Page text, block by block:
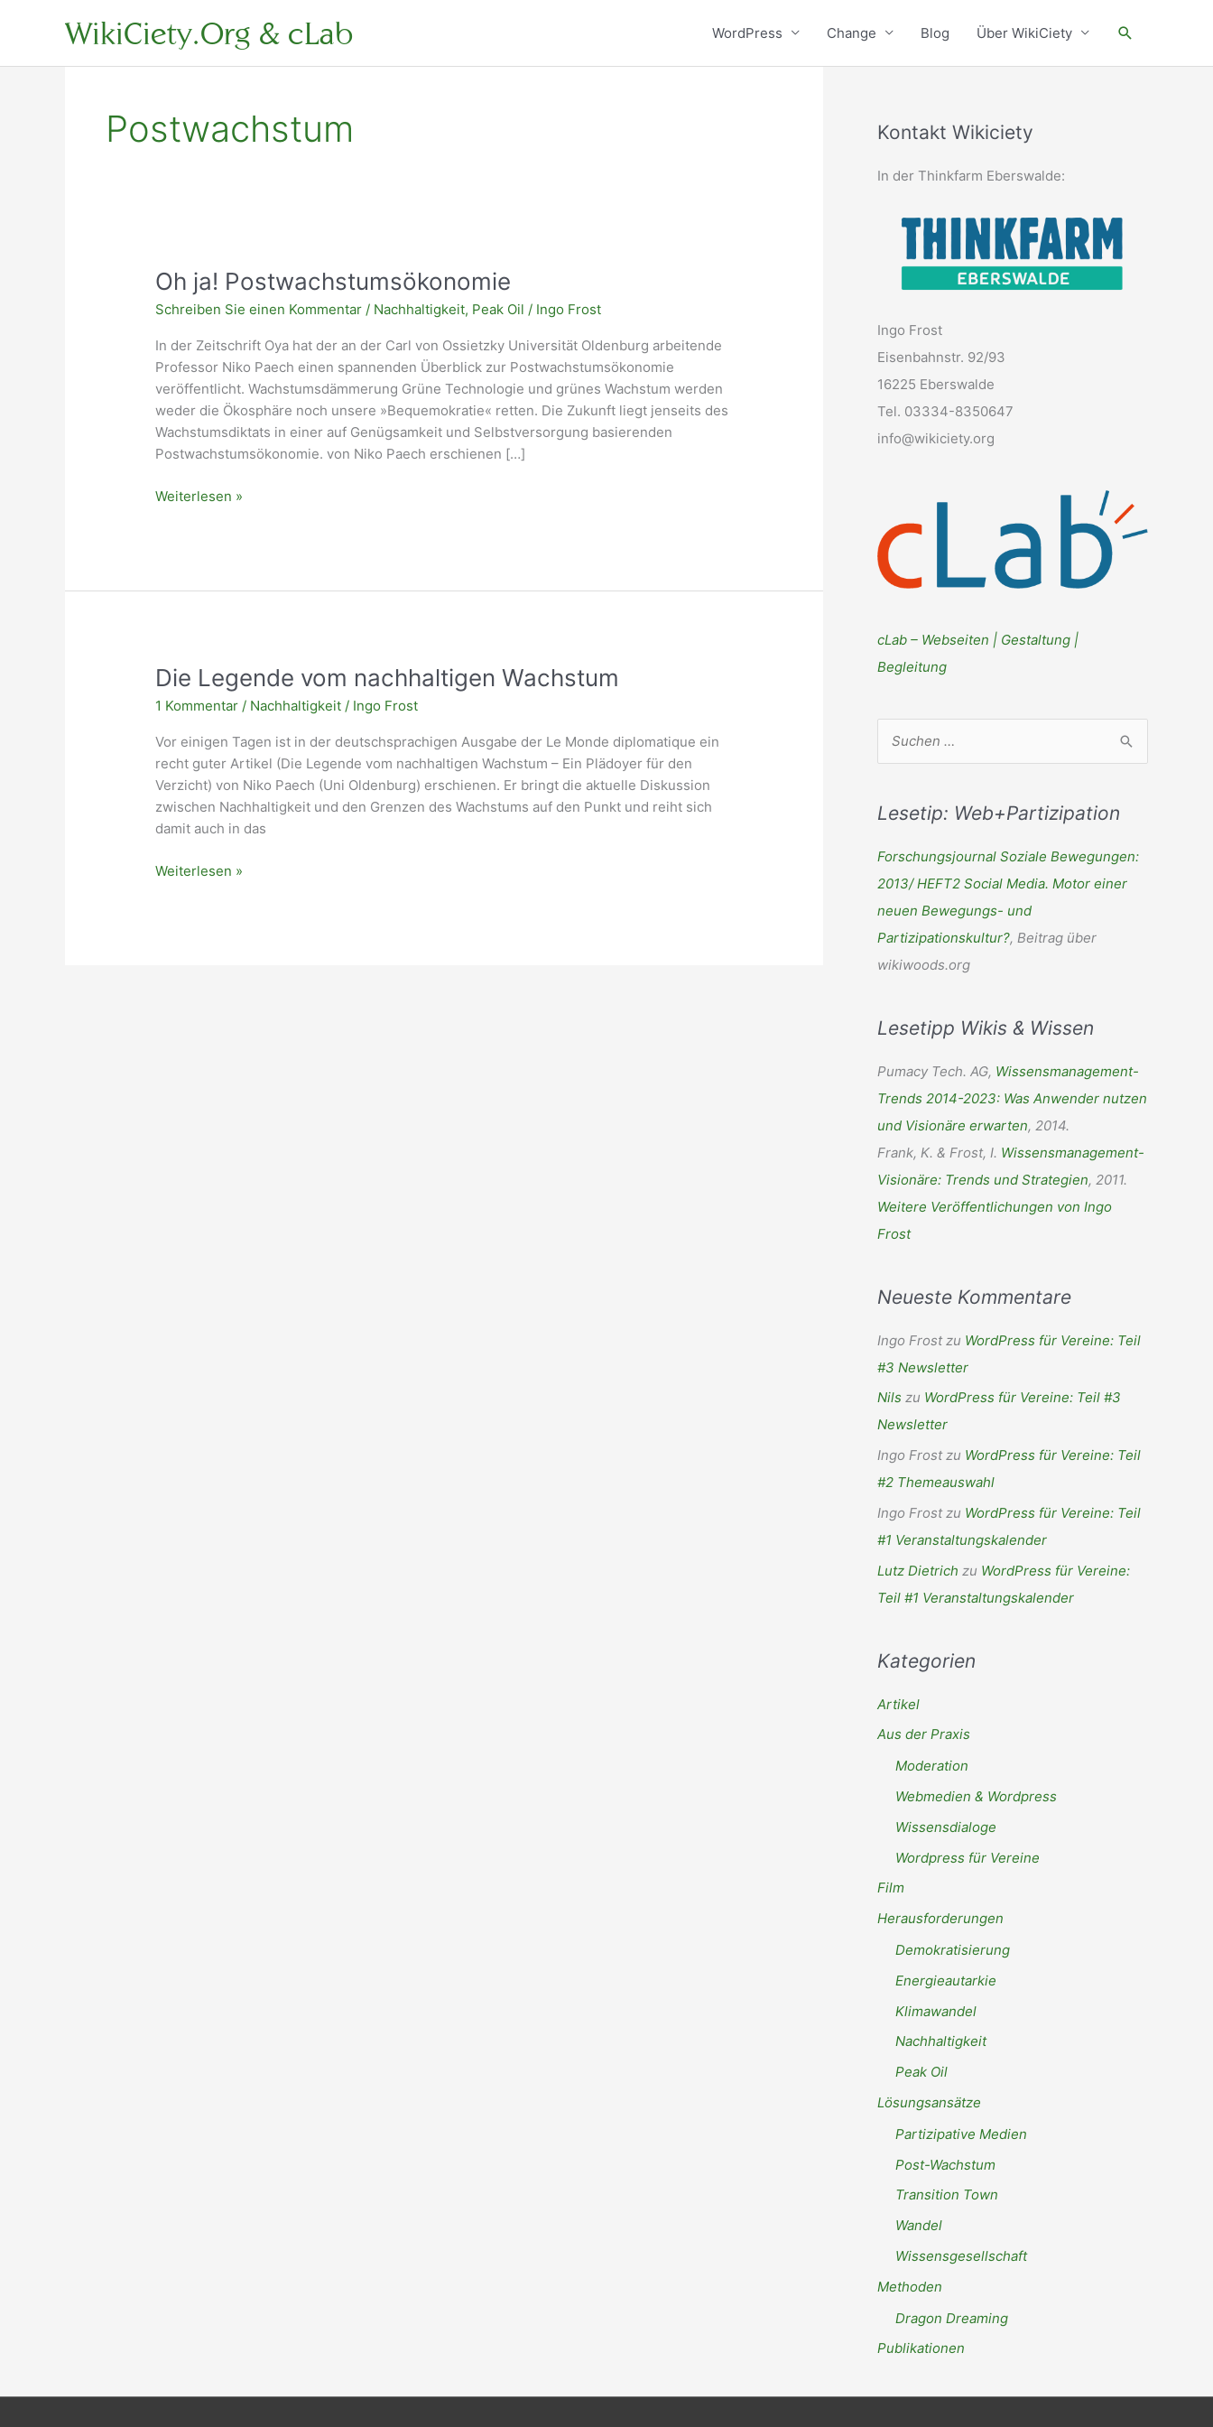
WikiCiety.Org & cLab WordPress Change Blog Über WikiCiety Suchen
Postwachstum
Oh ja! Postwachstumsökonomie
Schreiben Sie einen Kommentar / Nachhaltigkeit, Peak Oil / Ingo Frost
In der Zeitschrift Oya hat der an der Carl von Ossietzky Universität Oldenburg arbeitende
Professor Niko Paech einen spannenden Überblick zur Postwachstumsökonomie
veröffentlicht. Wachstumsdämmerung Grüne Technologie und grünes Wachstum werden
weder die Ökosphäre noch unsere »Bequemokratie« retten. Die Zukunft liegt jenseits des
Wachstumsdiktats in einer auf Genügsamkeit und Selbstversorgung basierenden
Postwachstumsökonomie. von Niko Paech erschienen […]
Oh
Weiterlesen »
Die Legende vom nachhaltigen Wachstum
1 Kommentar / Nachhaltigkeit / Ingo Frost
Vor einigen Tagen ist in der deutschsprachigen Ausgabe der Le Monde diplomatique ein
recht guter Artikel (Die Legende vom nachhaltigen Wachstum – Ein Plädoyer für den
Verzicht) von Niko Paech (Uni Oldenburg) erschienen. Er bringt die aktuelle Diskussion
zwischen Nachhaltigkeit und den Grenzen des Wachstums auf den Punkt und reiht sich
damit auch in das
Die
Weiterlesen »
Kontakt Wikiciety
In der Thinkfarm Eberswalde:
Ingo Frost
Eisenbahnstr. 92/93
16225 Eberswalde
Tel. 03334-8350647
info@wikiciety.org
cLab – Webseiten | Gestaltung |
Begleitung
h
n
n
a
c
h
Lesetip: Web+Partizipation
Forschungsjournal Soziale Bewegungen:
2013/ HEFT2 Social Media. Motor einer
neuen Bewegungs- und
Partizipationskultur?, Beitrag über
wikiwoods.org
Lesetipp Wikis & Wissen
Pumacy Tech. AG, Wissensmanagement-
Trends 2014-2023: Was Anwender nutzen
und Visionäre erwarten, 2014.
Frank, K. & Frost, I. Wissensmanagement-
Visionäre: Trends und Strategien, 2011.
Weitere Veröffentlichungen von Ingo
Frost
Neueste Kommentare
Ingo Frostzu WordPress für Vereine: Teil
#3 Newsletter
Nils zu WordPress für Vereine: Teil #3
Newsletter
Ingo Frostzu WordPress für Vereine: Teil
#2 Themeauswahl
Ingo Frostzu WordPress für Vereine: Teil
#1 Veranstaltungskalender
Lutz Dietrich zu WordPress für Vereine:
Teil #1 Veranstaltungskalender
Kategorien
Artikel
Aus der Praxis
Moderation
Webmedien & Wordpress
Wissensdialoge
Wordpress für Vereine
Film
Herausforderungen
Demokratisierung
Energieautarkie
Klimawandel
Nachhaltigkeit
Peak Oil
Lösungsansätze
Partizipative Medien
Post-Wachstum
Transition Town
Wandel
Wissensgesellschaft
Methoden
Dragon Dreaming
Publikationen